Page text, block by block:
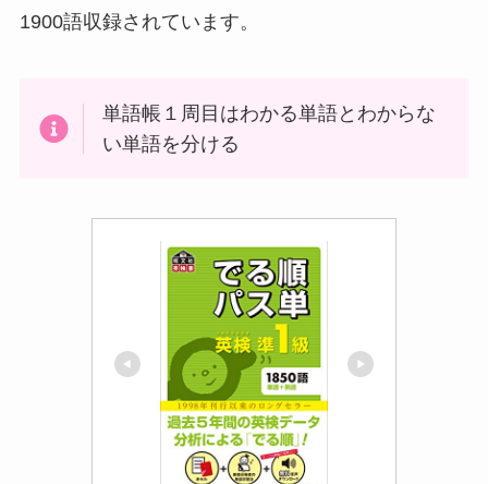
1900語収録されています。
単語帳１周目はわかる単語とわからな
い単語を分ける